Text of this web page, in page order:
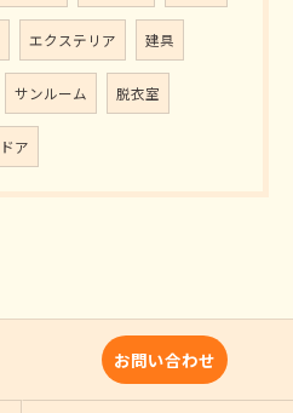
エクステリア 建具
サンルーム 脱衣室
ドア
お問い合わせ